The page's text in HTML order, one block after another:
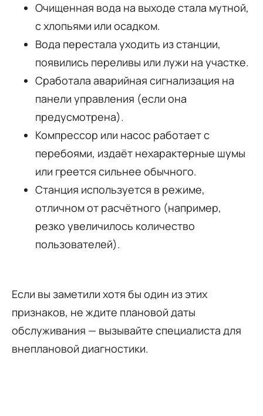
Очищенная вода на выходе стала мутной,
с хлопьями или осадком.
Вода перестала уходить из станции,
появились переливы или лужи на участке.
Сработала аварийная сигнализация на
панели управления (если она
предусмотрена).
Компрессор или насос работает с
перебоями, издаёт нехарактерные шумы
или греется сильнее обычного.
Станция используется в режиме,
отличном от расчётного (например,
резко увеличилось количество
пользователей).
Если вы заметили хотя бы один из этих
признаков, не ждите плановой даты
обслуживания — вызывайте специалиста для
внеплановой диагностики.